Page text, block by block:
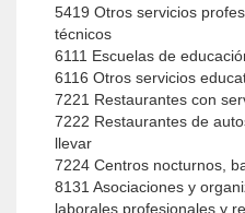
5419 Otros servicios
técnicos
6111 Escuelas de
6116 Otros servicios
7221 Restaurantes con
7222 Restaurantes de
llevar
7224 Centros nocturnos,
8131 Asociaciones y
laborales profesionales y